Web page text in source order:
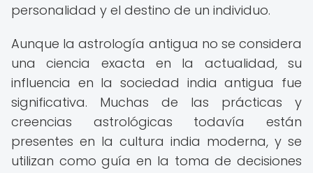
personalidad y el destino de un individuo.
Aunque la astrología antigua no se considera
una ciencia exacta en la actualidad, su
influencia en la sociedad india antigua fue
significativa. Muchas de las prácticas y
creencias astrológicas todavía están
presentes en la cultura india moderna, y se
utilizan como guía en la toma de decisiones